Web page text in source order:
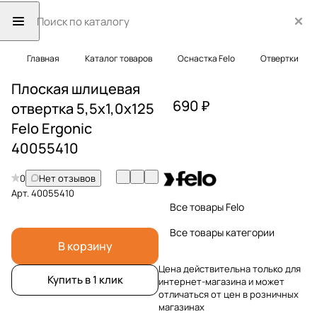
Главная Каталог товаров Оснастка Felo Отвертки
Плоская шлицевая
отвертка 5,5х1,0х125
Felo Ergonic
40055410
0
Нет отзывов
Арт.40055410
В корзину
Купить в 1 клик
690 ₽
Все товары Felo
Все товары категории
Цена действительна только для
интернет-магазина и может
отличаться от цен в розничных
магазинах